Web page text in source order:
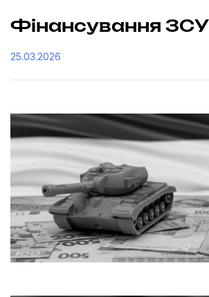
Фінансування ЗСУ
25.03.2026